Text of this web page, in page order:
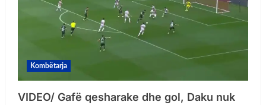
Kombëtarja
VIDEO/ Gafë qesharake dhe gol, Daku nuk